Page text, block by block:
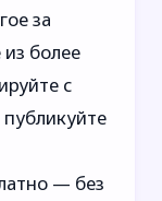
за
более
с
— без